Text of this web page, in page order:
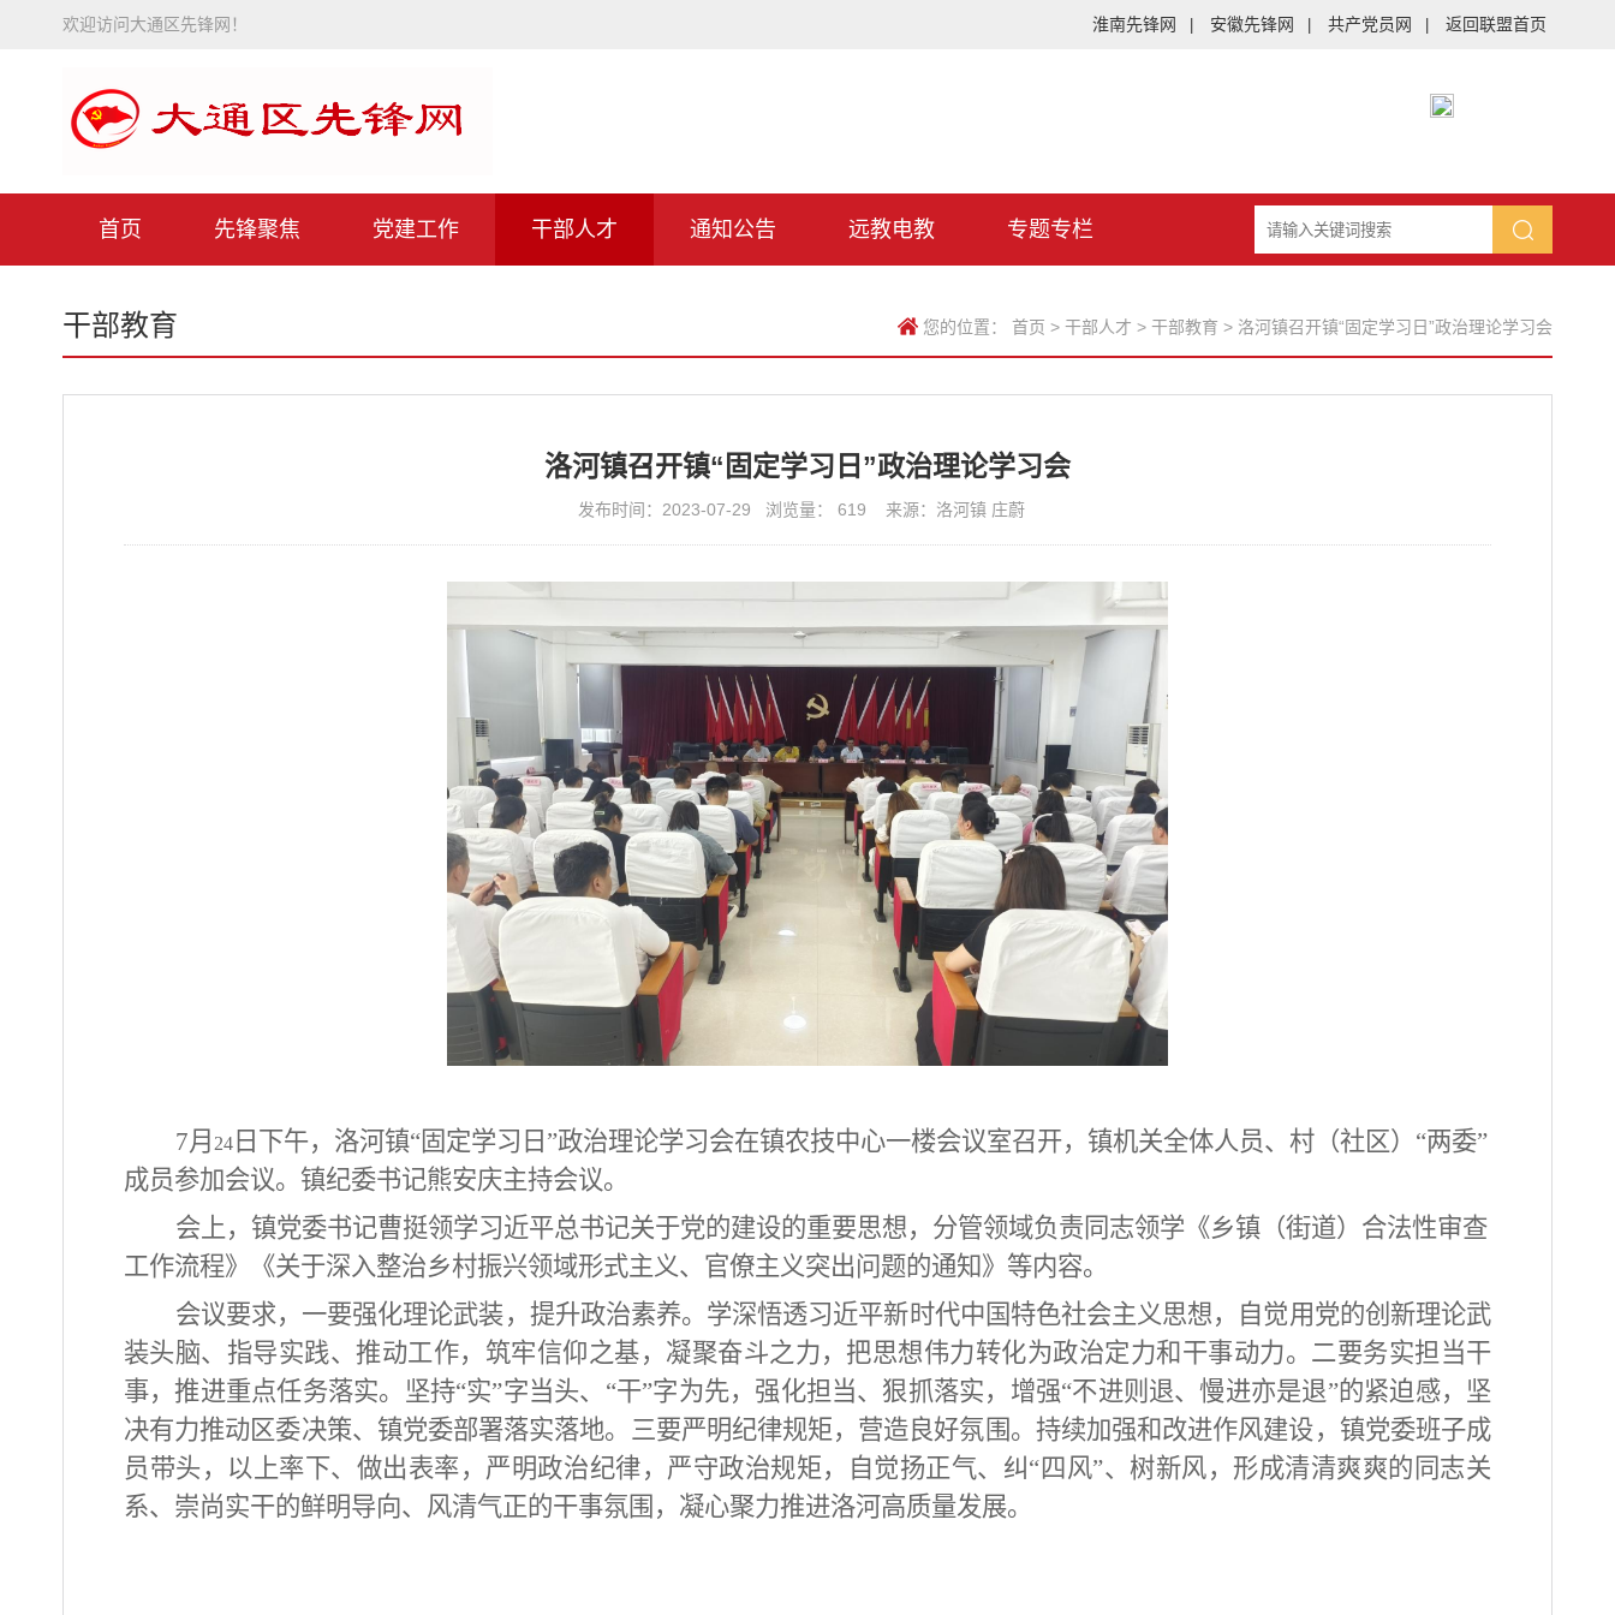
欢迎访问大通区先锋网！ 淮南先锋网 安徽先锋网 共产党员网 返回联盟首页
首页 先锋聚焦 党建工作 干部人才 通知公告 远教电教 专题专栏
干部教育 您的位置： 首页 > 干部人才 > 干部教育 > 洛河镇召开镇“固定学习日”政治理论学习会
洛河镇召开镇“固定学习日”政治理论学习会
发布时间：2023-07-29 浏览量： 619 来源：洛河镇 庄蔚
7月 24日下午，洛河镇“固定学习日”政治理论学习会在镇农技中心一楼会议室召开，镇机关全体人员、村（社区）“两委”
成员参加会议。镇纪委书记熊安庆主持会议。
会上，镇党委书记曹挺领学习近平总书记关于党的建设的重要思想，分管领域负责同志领学《乡镇（街道）合法性审查
工作流程》《关于深入整治乡村振兴领域形式主义、官僚主义突出问题的通知》等内容。
会议要求，一要强化理论武装，提升政治素养。学深悟透习近平新时代中国特色社会主义思想，自觉用党的创新理论武
装头脑、指导实践、推动工作，筑牢信仰之基，凝聚奋斗之力，把思想伟力转化为政治定力和干事动力。二要务实担当干
事，推进重点任务落实。坚持“实”字当头、“干”字为先，强化担当、狠抓落实，增强“不进则退、慢进亦是退”的紧迫感，坚
决有力推动区委决策、镇党委部署落实落地。三要严明纪律规矩，营造良好氛围。持续加强和改进作风建设，镇党委班子成
员带头，以上率下、做出表率，严明政治纪律，严守政治规矩，自觉扬正气、纠“四风”、树新风，形成清清爽爽的同志关
系、崇尚实干的鲜明导向、风清气正的干事氛围，凝心聚力推进洛河高质量发展。